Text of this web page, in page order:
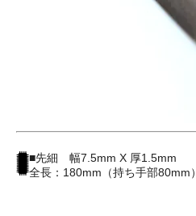
■先細 幅7.5mm X 厚1.5mm
全長：180mm（持ち手部80mm）